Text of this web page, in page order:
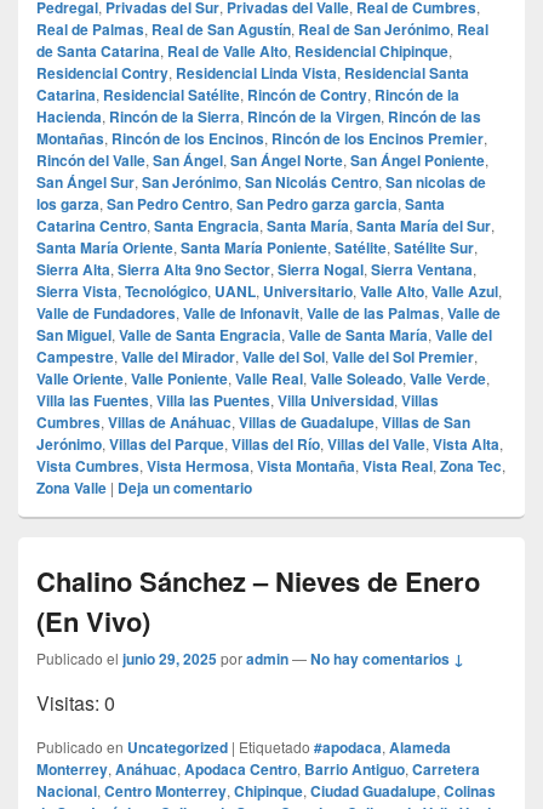
Pedregal, Privadas del Sur, Privadas del Valle, Real de Cumbres,
Real de Palmas, Real de San Agustín, Real de San Jerónimo, Real
de Santa Catarina, Real de Valle Alto, Residencial Chipinque,
Residencial Contry, Residencial Linda Vista, Residencial Santa
Catarina, Residencial Satélite, Rincón de Contry, Rincón de la
Hacienda, Rincón de la Sierra, Rincón de la Virgen, Rincón de las
Montañas, Rincón de los Encinos, Rincón de los Encinos Premier,
Rincón del Valle, San Ángel, San Ángel Norte, San Ángel Poniente,
San Ángel Sur, San Jerónimo, San Nicolás Centro, San nicolas de
los garza, San Pedro Centro, San Pedro garza garcia, Santa
Catarina Centro, Santa Engracia, Santa María, Santa María del Sur,
Santa María Oriente, Santa María Poniente, Satélite, Satélite Sur,
Sierra Alta, Sierra Alta 9no Sector, Sierra Nogal, Sierra Ventana,
Sierra Vista, Tecnológico, UANL, Universitario, Valle Alto, Valle Azul,
Valle de Fundadores, Valle de Infonavit, Valle de las Palmas, Valle de
San Miguel, Valle de Santa Engracia, Valle de Santa María, Valle del
Campestre, Valle del Mirador, Valle del Sol, Valle del Sol Premier,
Valle Oriente, Valle Poniente, Valle Real, Valle Soleado, Valle Verde,
Villa las Fuentes, Villa las Puentes, Villa Universidad, Villas
Cumbres, Villas de Anáhuac, Villas de Guadalupe, Villas de San
Jerónimo, Villas del Parque, Villas del Río, Villas del Valle, Vista Alta,
Vista Cumbres, Vista Hermosa, Vista Montaña, Vista Real, Zona Tec,
Zona Valle | Deja un comentario
Chalino Sánchez – Nieves de Enero
(En Vivo)
Publicado el junio 29, 2025poradmin—No hay comentarios ↓
Visitas: 0
Publicado en Uncategorized | Etiquetado #apodaca, Alameda
Monterrey, Anáhuac, Apodaca Centro, Barrio Antiguo, Carretera
Nacional, Centro Monterrey, Chipinque, Ciudad Guadalupe, Colinas